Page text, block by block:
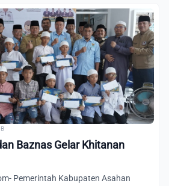
Baznas Gelar Khitanan
Pemerintah Kabupaten Asahan